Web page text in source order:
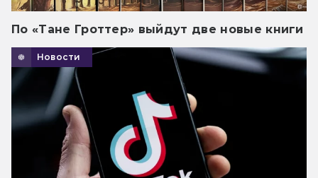
По «Тане Гроттер» выйдут две новые книги
Новости